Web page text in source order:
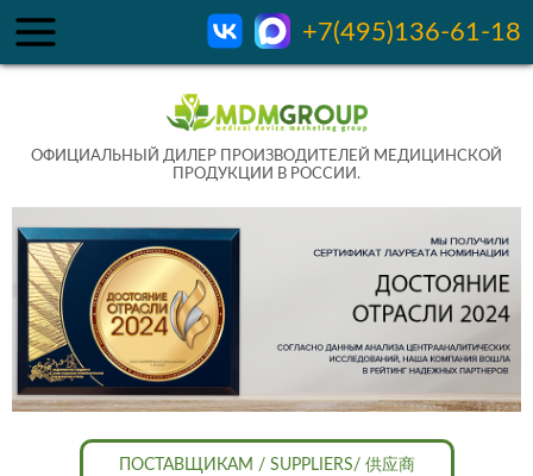
+7(495)136-61-18
ОФИЦИАЛЬНЫЙ ДИЛЕР ПРОИЗВОДИТЕЛЕЙ МЕДИЦИНСКОЙ
ПРОДУКЦИИ В РОССИИ.
ПОСТАВЩИКАМ / SUPPLIERS/ 供应商